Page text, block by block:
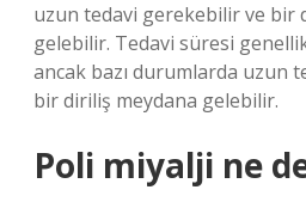
uzun tedavi gerekebilir ve bir
gelebilir. Tedavi süresi
ancak bazı durumlarda uzun
bir diriliş meydana gelebilir.
Poli miyalji ne